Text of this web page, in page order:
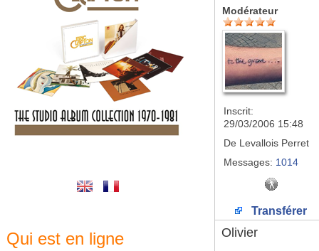
Qui est en ligne
Modérateur
Inscrit:
29/03/2006 15:48
De Levallois Perret
Messages: 1014
Transférer
Olivier